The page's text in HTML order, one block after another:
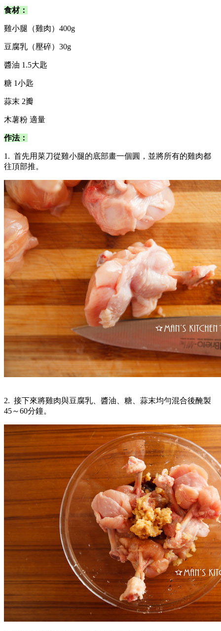
食材：
雞小腿（雞肉）400g
豆腐乳（壓碎）30g
醬油 1.5大匙
糖 1小匙
蒜末 2瓣
木薯粉 適量
作法：
1. 首先用菜刀從雞小腿的底部畫一個圓，並將所有的雞肉都
往頂部推。
2. 接下來將雞肉與豆腐乳、醬油、糖、蒜末均勻混合後醃製
45～60分鐘。